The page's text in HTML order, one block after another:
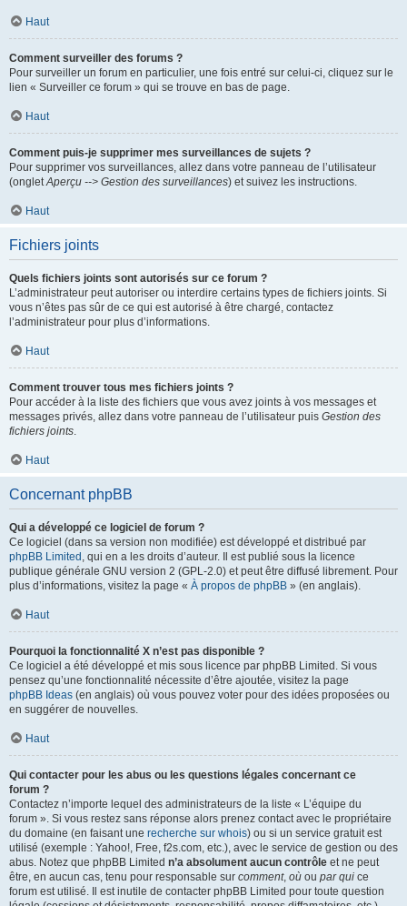
Haut
Comment surveiller des forums ?
Pour surveiller un forum en particulier, une fois entré sur celui-ci, cliquez sur le
lien « Surveiller ce forum » qui se trouve en bas de page.
Haut
Comment puis-je supprimer mes surveillances de sujets ?
Pour supprimer vos surveillances, allez dans votre panneau de l’utilisateur
(ongletAperçu --> Gestion des surveillances) et suivez les instructions.
Haut
Fichiers joints
Quels fichiers joints sont autorisés sur ce forum ?
L’administrateur peut autoriser ou interdire certains types de fichiers joints. Si
vous n’êtes pas sûr de ce qui est autorisé à être chargé, contactez
l’administrateur pour plus d’informations.
Haut
Comment trouver tous mes fichiers joints ?
Pour accéder à la liste des fichiers que vous avez joints à vos messages et
messages privés, allez dans votre panneau de l’utilisateur puis Gestion des
fichiers joints.
Haut
Concernant phpBB
Qui a développé ce logiciel de forum ?
Ce logiciel (dans sa version non modifiée) est développé et distribué par
phpBB Limited , qui en a les droits d’auteur. Il est publié sous la licence
publique générale GNU version 2 (GPL-2.0) et peut être diffusé librement. Pour
plus d’informations, visitez la page « À propos de phpBB » (en anglais).
Haut
Pourquoi la fonctionnalité X n’est pas disponible ?
Ce logiciel a été développé et mis sous licence par phpBB Limited. Si vous
pensez qu’une fonctionnalité nécessite d’être ajoutée, visitez la page
phpBB Ideas (en anglais) où vous pouvez voter pour des idées proposées ou
en suggérer de nouvelles.
Haut
Qui contacter pour les abus ou les questions légales concernant ce
forum ?
Contactez n’importe lequel des administrateurs de la liste « L’équipe du
forum ». Si vous restez sans réponse alors prenez contact avec le propriétaire
du domaine (en faisant une recherche sur whois) ou si un service gratuit est
utilisé (exemple : Yahoo!, Free, f2s.com, etc.), avec le service de gestion ou des
abus. Notez que phpBB Limited n’a absolument aucun contrôle et ne peut
être, en aucun cas, tenu pour responsable sur comment, où ou par qui ce
forum est utilisé. Il est inutile de contacter phpBB Limited pour toute question